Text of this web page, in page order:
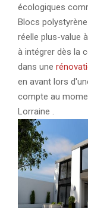
écologiques
Blocs
réelle plus-value
à intégrer dès la
dans une
en avant lors
compte au
Lorraine .